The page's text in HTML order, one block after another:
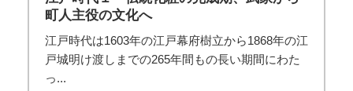
町人主役の文化へ
江戸時代は1603年の江戸幕府樹立から1868年の江
戸城明け渡しまでの265年間もの長い期間にわた
っ...